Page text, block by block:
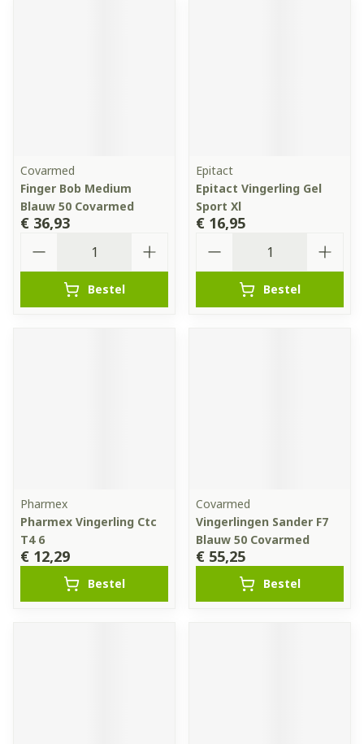
Covarmed
Finger Bob Medium
Blauw 50 Covarmed
€ 36,93
Bestel
Epitact
Epitact Vingerling Gel
Sport Xl
€ 16,95
Bestel
Pharmex
Pharmex Vingerling Ctc
T4 6
€ 12,29
Bestel
Covarmed
Vingerlingen Sander F7
Blauw 50 Covarmed
€ 55,25
Bestel